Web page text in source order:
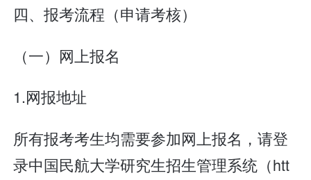
四、报考流程（申请考核）
（一）网上报名
1.网报地址
所有报考考生均需要参加网上报名，请登
录中国民航大学研究生招生管理系统（htt